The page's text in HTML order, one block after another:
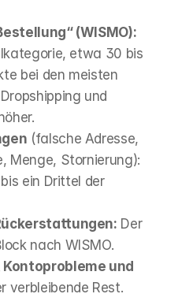
(WISMO):
etwa 30 bis
bei den meisten
und
(falsche Adresse,
Menge, Stornierung):
ein Drittel der
Der
nach WISMO.
und
verbleibende Rest.